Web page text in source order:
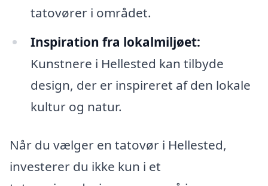
tatovører i området.
Inspiration fra lokalmiljøet:
Kunstnere i Hellested kan tilbyde
design, der er inspireret af den lokale
kultur og natur.
Når du vælger en tatovør i Hellested,
investerer du ikke kun i et